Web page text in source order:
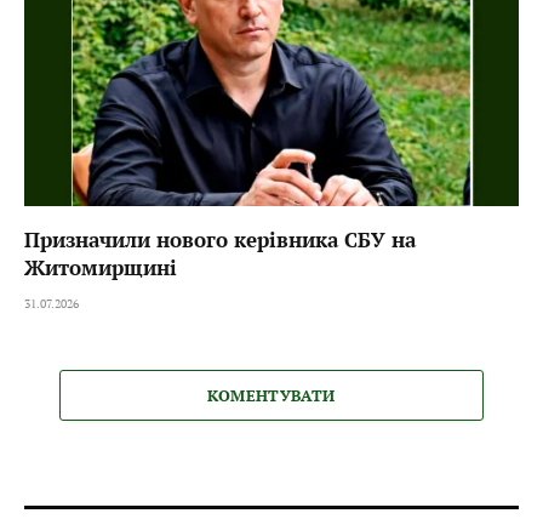
Призначили нового керівника СБУ на
Житомирщині
31.07.2026
КОМЕНТУВАТИ